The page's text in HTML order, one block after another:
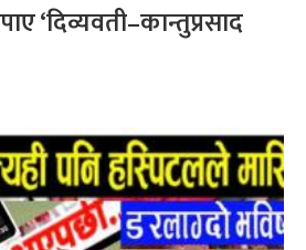
‘दिव्यवती–कान्तुप्रसाद